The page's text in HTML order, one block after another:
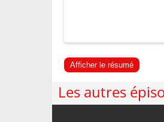
Afficher le résumé
Les autres